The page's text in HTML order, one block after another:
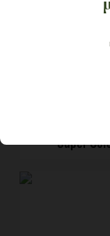
Super
Πράσινες
Super